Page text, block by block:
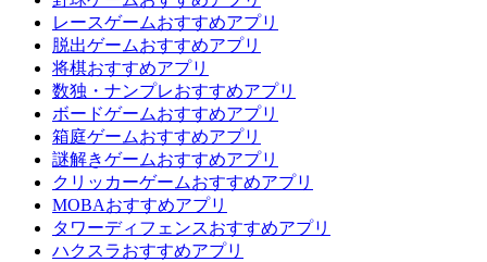
レースゲームおすすめアプリ
脱出ゲームおすすめアプリ
将棋おすすめアプリ
数独・ナンプレおすすめアプリ
ボードゲームおすすめアプリ
箱庭ゲームおすすめアプリ
謎解きゲームおすすめアプリ
クリッカーゲームおすすめアプリ
MOBAおすすめアプリ
タワーディフェンスおすすめアプリ
ハクスラおすすめアプリ